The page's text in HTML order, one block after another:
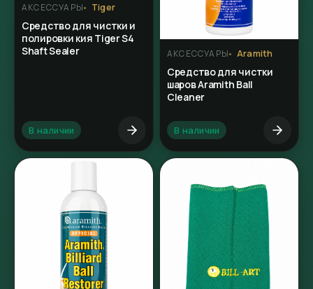
АКСЕССУАРЫ Tiger
Средство для чистки и
полировки кия Tiger S4
Shaft Sealer
В наличии
АКСЕССУАРЫ Aramith
Средство для чистки
шаров Aramith Ball
Cleaner
В наличии